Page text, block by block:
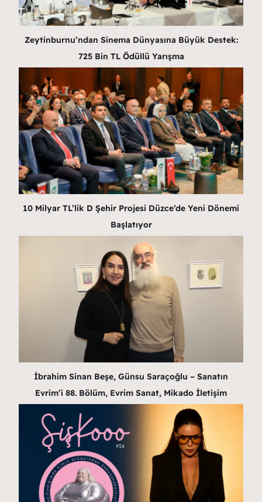
Zeytinburnu’ndan Sinema Dünyasına Büyük Destek:
725 Bin TL Ödüllü Yarışma
10 Milyar TL’lik D Şehir Projesi Düzce’de Yeni Dönemi
Başlatıyor
İbrahim Sinan Beşe, Günsu Saraçoğlu – Sanatın
Evrim’i 88. Bölüm, Evrim Sanat, Mikado İletişim